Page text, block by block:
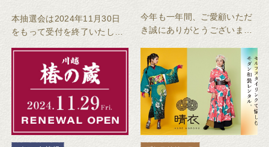
本抽選会は2024年11月30日
をもって受付を終了いたしま
下記の1000名様がご当選いた
しました。皆様おめでとうご
ざいます！
今年も一年間、ご愛顧いただ
き誠にありがとうございまし
アプリ会員様限定でお正月に
使えるクーポンが当たる「歳
末 大感謝キャンペーン」を開
催いたします。